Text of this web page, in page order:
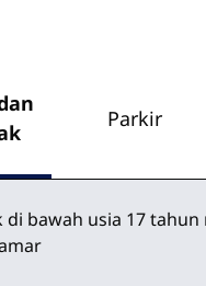
Parkir
di bawah usia 17